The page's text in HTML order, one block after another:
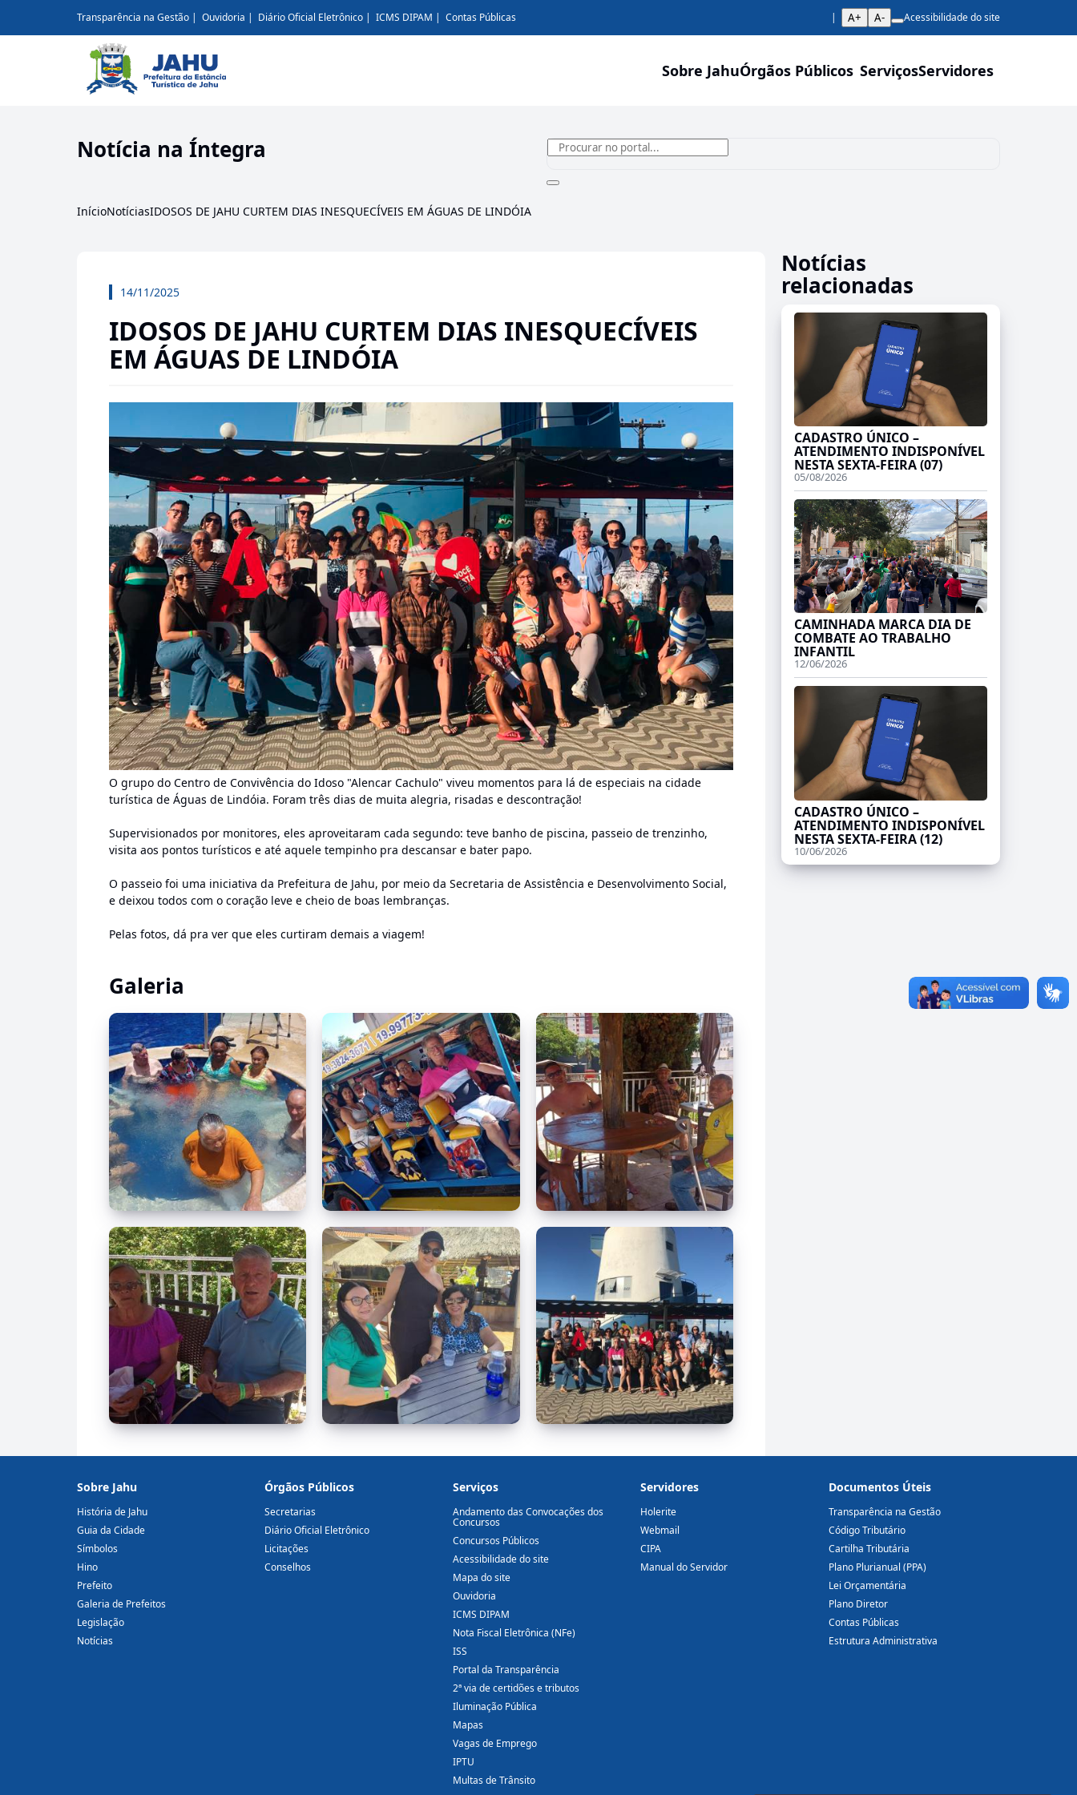
Transparência na Gestão Ouvidoria Diário Oficial Eletrônico ICMS DIPAM Contas Públicas A+ A- Acessibilidade do site
Sobre JahuÓrgãos Públicos ServiçosServidores
Notícia na Íntegra
InícioNotíciasIDOSOS DE JAHU CURTEM DIAS INESQUECÍVEIS EM ÁGUAS DE LINDÓIA
14/11/2025
IDOSOS DE JAHU CURTEM DIAS INESQUECÍVEIS
EM ÁGUAS DE LINDÓIA
O grupo do Centro de Convivência do Idoso "Alencar Cachulo" viveu momentos para lá de especiais na cidade
turística de Águas de Lindóia. Foram três dias de muita alegria, risadas e descontração!
Supervisionados por monitores, eles aproveitaram cada segundo: teve banho de piscina, passeio de trenzinho,
visita aos pontos turísticos e até aquele tempinho pra descansar e bater papo.
O passeio foi uma iniciativa da Prefeitura de Jahu, por meio da Secretaria de Assistência e Desenvolvimento Social,
e deixou todos com o coração leve e cheio de boas lembranças.
Pelas fotos, dá pra ver que eles curtiram demais a viagem!
Galeria
Notícias
relacionadas
CADASTRO ÚNICO –
ATENDIMENTO INDISPONÍVEL
NESTA SEXTA-FEIRA (07)
05/08/2026
CAMINHADA MARCA DIA DE
COMBATE AO TRABALHO
INFANTIL
12/06/2026
CADASTRO ÚNICO –
ATENDIMENTO INDISPONÍVEL
NESTA SEXTA-FEIRA (12)
10/06/2026
Sobre Jahu
História de Jahu
Guia da Cidade
Símbolos
Hino
Prefeito
Galeria de Prefeitos
Legislação
Notícias
Órgãos Públicos
Secretarias
Diário Oficial Eletrônico
Licitações
Conselhos
Serviços
Andamento das Convocações dos
Concursos
Concursos Públicos
Acessibilidade do site
Mapa do site
Ouvidoria
ICMS DIPAM
Nota Fiscal Eletrônica (NFe)
ISS
Portal da Transparência
2ª via de certidões e tributos
Iluminação Pública
Mapas
Vagas de Emprego
IPTU
Multas de Trânsito
Servidores
Holerite
Webmail
CIPA
Manual do Servidor
Documentos Úteis
Transparência na Gestão
Código Tributário
Cartilha Tributária
Plano Plurianual (PPA)
Lei Orçamentária
Plano Diretor
Contas Públicas
Estrutura Administrativa